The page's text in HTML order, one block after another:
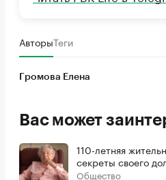
АвторыТеги
Громова Елена
Вас может
110-летняя
секреты своего
Общество